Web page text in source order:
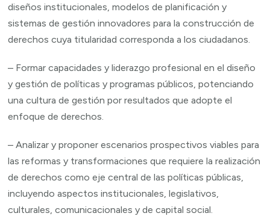
diseños institucionales, modelos de planificación y
sistemas de gestión innovadores para la construcción de
derechos cuya titularidad corresponda a los ciudadanos.
– Formar capacidades y liderazgo profesional en el diseño
y gestión de políticas y programas públicos, potenciando
una cultura de gestión por resultados que adopte el
enfoque de derechos.
– Analizar y proponer escenarios prospectivos viables para
las reformas y transformaciones que requiere la realización
de derechos como eje central de las políticas públicas,
incluyendo aspectos institucionales, legislativos,
culturales, comunicacionales y de capital social.